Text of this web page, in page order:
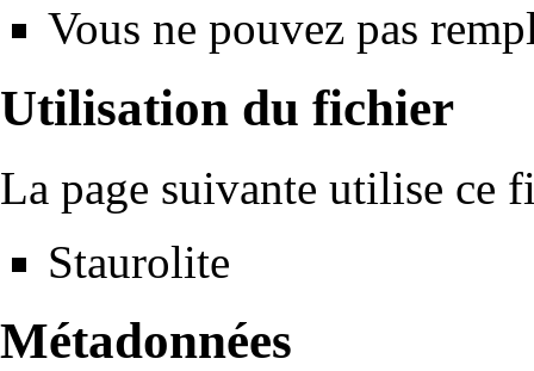
Vous ne pouvez pas
Utilisation du fichier
La page suivante utilise ce
Staurolite
Métadonnées